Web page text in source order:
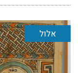
אלול